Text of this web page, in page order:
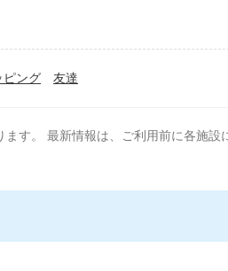
ピング 友達
す。 最新情報は、ご利用前に各施設